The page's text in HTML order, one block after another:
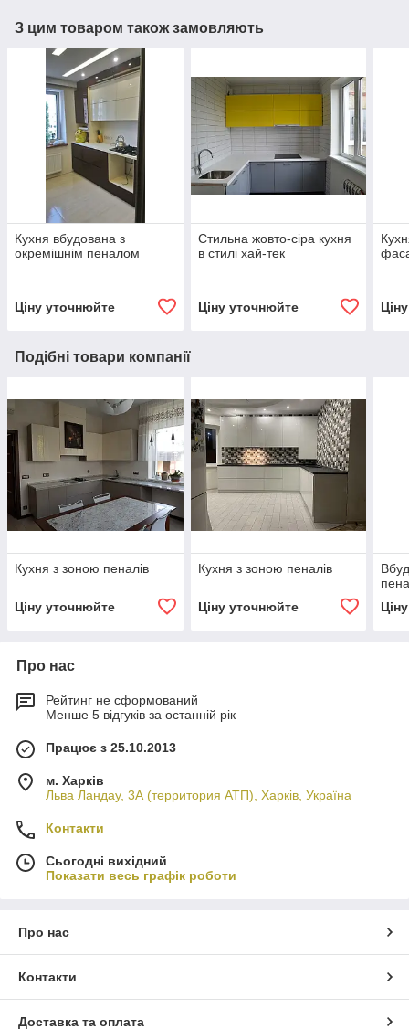
З цим товаром також замовляють
Кухня вбудована з
окремішнім пеналом
Ціну уточнюйте
Стильна жовто-сіра кухня
в стилі хай-тек
Ціну уточнюйте
Подібні товари компанії
Кухня з зоною пеналів
Ціну уточнюйте
Кухня з зоною пеналів
Ціну уточнюйте
Про нас
Рейтинг не сформований
Менше 5 відгуків за останній рік
Працює з 25.10.2013
м. Харків
Льва Ландау, 3А (территория АТП), Харків, Україна
Контакти
Сьогодні вихідний
Показати весь графік роботи
Про нас
Контакти
Доставка та оплата